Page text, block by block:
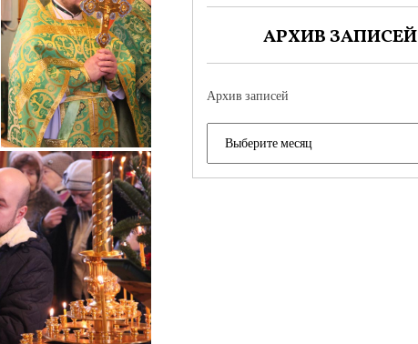
АРХИВ ЗАПИСЕЙ
Архив записей